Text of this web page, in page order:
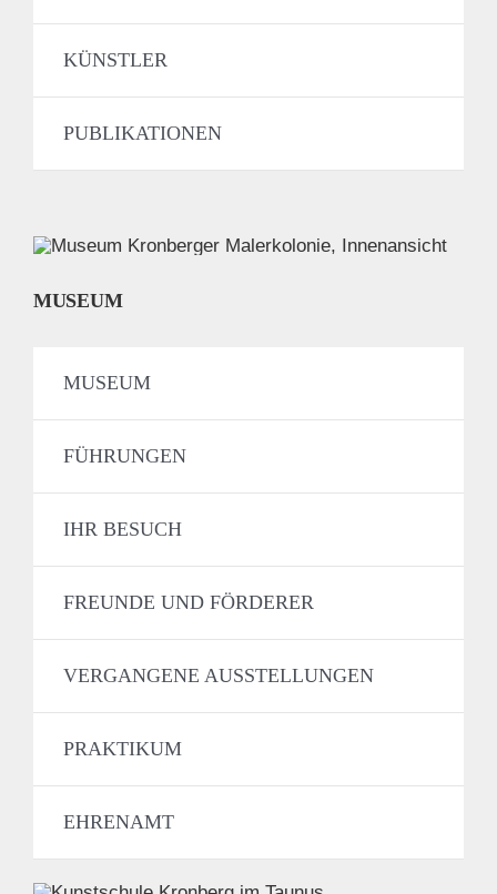
KÜNSTLER
PUBLIKATIONEN
MUSEUM
MUSEUM
FÜHRUNGEN
IHR BESUCH
FREUNDE UND FÖRDERER
VERGANGENE AUSSTELLUNGEN
PRAKTIKUM
EHRENAMT